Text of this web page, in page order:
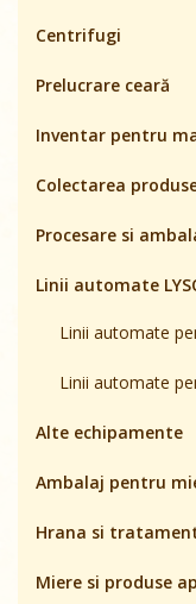
Centrifugi
Prelucrare ceară
Inventar pentru
Colectarea
Procesare si
Linii automate
Linii automate
Linii automate
Alte echipamente
Ambalaj pentru
Hrana si
Miere si produse